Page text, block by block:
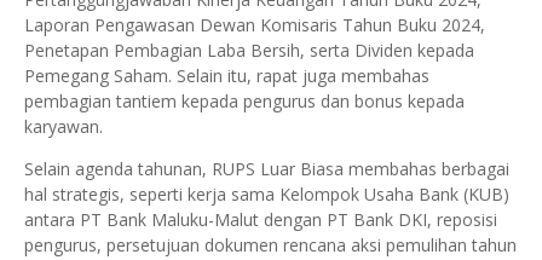
Laporan Pengawasan Dewan Komisaris Tahun Buku 2024,
Penetapan Pembagian Laba Bersih, serta Dividen kepada
Pemegang Saham. Selain itu, rapat juga membahas
pembagian tantiem kepada pengurus dan bonus kepada
karyawan.
Selain agenda tahunan, RUPS Luar Biasa membahas berbagai
hal strategis, seperti kerja sama Kelompok Usaha Bank (KUB)
antara PT Bank Maluku-Malut dengan PT Bank DKI, reposisi
pengurus, persetujuan dokumen rencana aksi pemulihan tahun